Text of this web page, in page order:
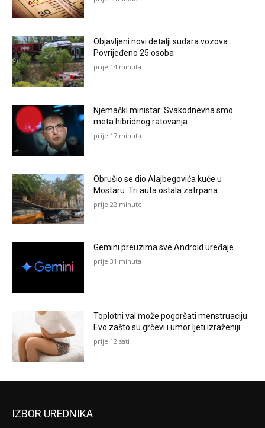
Objavljeni novi detalji sudara vozova:
Povrijeđeno 25 osoba
prije 14 minuta
Njemački ministar: Svakodnevna smo
meta hibridnog ratovanja
prije 17 minuta
Obrušio se dio Alajbegovića kuće u
Mostaru: Tri auta ostala zatrpana
prije 22 minute
Gemini preuzima sve Android uređaje
prije 31 minuta
Toplotni val može pogoršati menstruaciju:
Evo zašto su grčevi i umor ljeti izraženiji
prije 12 sati
IZBOR UREDNIKA